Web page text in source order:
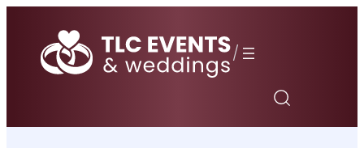
contenido
/